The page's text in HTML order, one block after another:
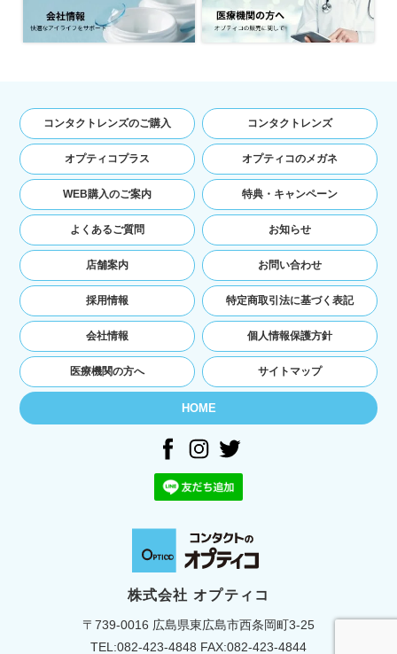
HOME
コンタクトレンズのご購入 コンタクトレンズ
オプティコプラス オプティコのメガネ
WEB購入のご案内
よくあるご質問
店舗案内
採用情報
会社情報
医療機関の方へ
特典・キャンペーン
お知らせ
お問い合わせ
特定商取引法に基づく表記
個人情報保護方針
サイトマップ
株式会社 オプティコ
〒739-0016 広島県東広島市西条岡町3-25
TEL:082-423-4848 FAX:082-423-4844